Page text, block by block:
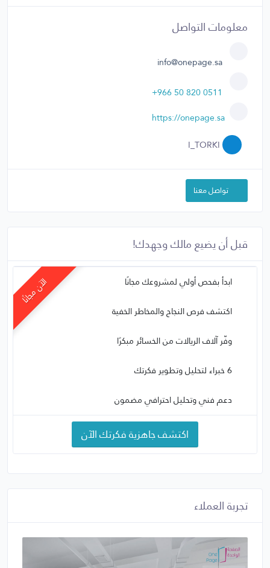
معلومات التواصل
info@onepage.sa
+966 50 820 0511
https://onepage.sa
تواصل معنا
قبل أن يضيع مالك وجهدك!
الآن مجانًا
ابدأ بفحص أولي لمشروعك مجانًا
اكتشف فرص النجاح والمخاطر الخفية
وفّر آلاف الريالات من الخسائر مبكرًا
6 خبراء لتحليل وتطوير فكرتك
دعم فني وتحليل احترافي مضمون
اكتشف جاهزية فكرتك الآن
تجربة العملاء